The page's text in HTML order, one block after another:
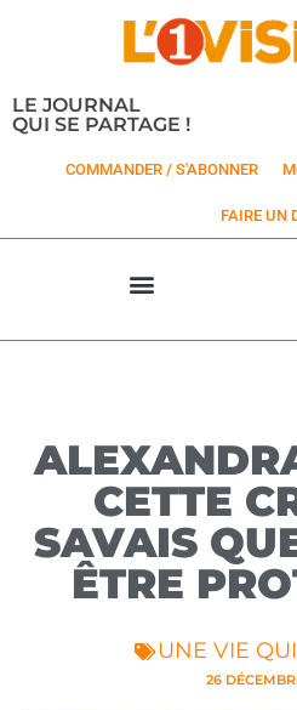
LE JOURNAL
QUI SE PARTAGE !
COMMANDER / S'ABONNER
FAIRE UN
CETTE
SAVAIS
ÊTRE
UNE VIE
26